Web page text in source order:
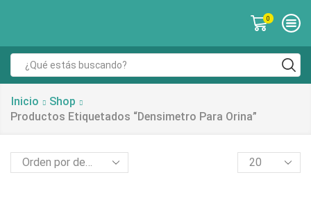
0
Inicio
Shop
Productos Etiquetados “densimetro Para Orina”